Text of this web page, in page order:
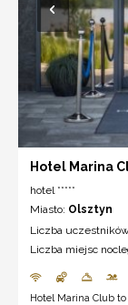
Hotel Marina
hotel *****
Miasto: Olsztyn
Liczba
Liczba miejsc
Hotel Marina Club